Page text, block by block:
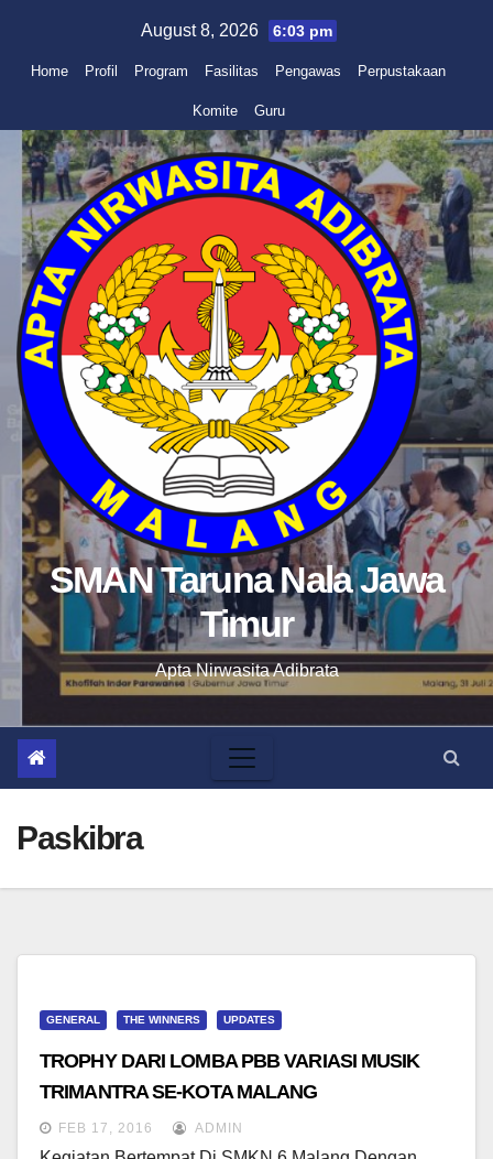
content
August 8, 2026 6:03 pm
Home Profil Program Fasilitas Pengawas Perpustakaan
Komite Guru
SMAN Taruna Nala Jawa
Timur
Apta Nirwasita Adibrata
Paskibra
GENERAL THE WINNERS UPDATES
TROPHY DARI LOMBA PBB VARIASI MUSIK
TRIMANTRA SE-KOTA MALANG
FEB 17, 2016 ADMIN